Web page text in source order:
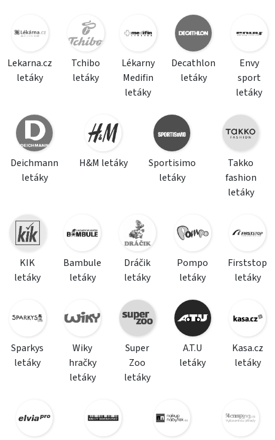
Lekarna.cz
letáky
Tchibo
letáky
Lékarny
Medifin
letáky
Decathlon
letáky
Envy
sport
letáky
Deichmann
letáky
H&M letáky
Sportisimo
letáky
Takko
fashion
letáky
KIK
letáky
Bambule
letáky
Dráčik
letáky
Pompo
letáky
Firststop
letáky
Sparkys
letáky
Wiky
hračky
letáky
Super
Zoo
letáky
A.T.U
letáky
Kasa.cz
letáky